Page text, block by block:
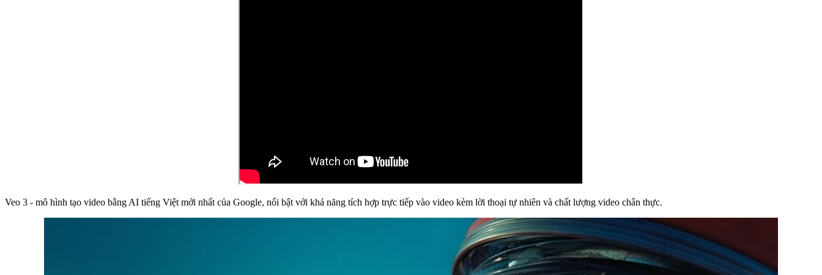
Veo 3 - mô hình tạo video bằng AI tiếng Việt mới nhất của Google, nổi bật với khả năng tích hợp trực tiếp vào video kèm lời thoại tự nhiên và chất lượng video chân thực.